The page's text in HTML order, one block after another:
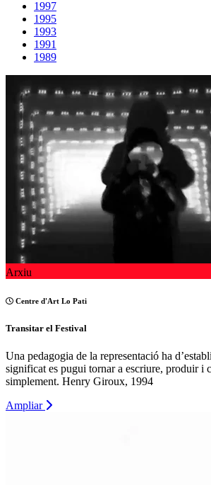
1997
1995
1993
1991
1989
Arxiu
Centre d'Art Lo Pati
Transitar el Festival
Una pedagogia de la representació ha
significat es pugui tornar a escriure, produir i
simplement. Henry Giroux, 1994
Ampliar